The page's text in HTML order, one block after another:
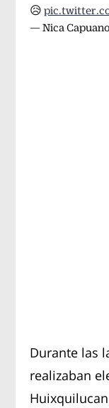
😥
— Nica
Durante las
realizaban